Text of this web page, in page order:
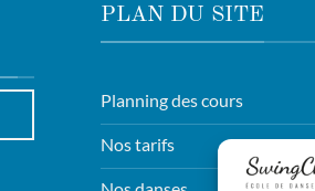
PLAN DU SITE
Planning des cours
Nos tarifs